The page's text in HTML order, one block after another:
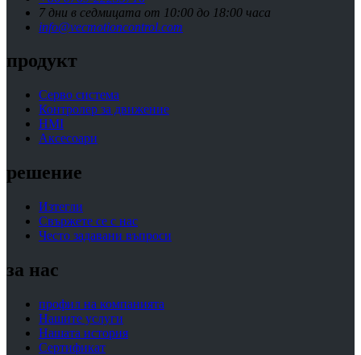
7 дни в седмицата от 10:00 до 18:00 часа
info@vecmotioncontrol.com
продукт
Серво система
Контролер за движение
HMI
Аксесоари
решение
Изтегли
Свържете се с нас
Често задавани въпроси
за нас
профил на компанията
Нашите услуги
Нашата история
Сертификат